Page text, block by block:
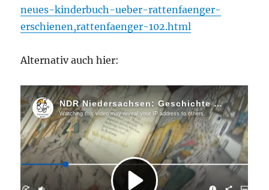
neues-kinderbuch-ueber-rattenfaenger-
erschienen,rattenfaenger-102.html
Alternativ auch hier: